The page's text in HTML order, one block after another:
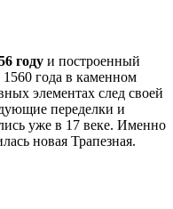
году и построенный
года в каменном
элементах след своей
переделки и
уже в 17 веке. Именно
новая Трапезная.